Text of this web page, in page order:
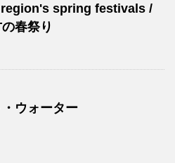
spring festivals /
春祭り
・ウォーター